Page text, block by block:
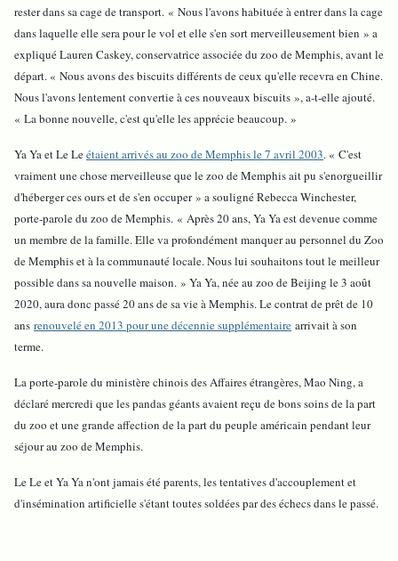
rester dans sa cage de transport. « Nous l'avons habituée à entrer dans la cage
dans laquelle elle sera pour le vol et elle s'en sort merveilleusement bien » a
expliqué Lauren Caskey, conservatrice associée du zoo de Memphis, avant le
départ. « Nous avons des biscuits différents de ceux qu'elle recevra en Chine.
Nous l'avons lentement convertie à ces nouveaux biscuits », a-t-elle ajouté.
« La bonne nouvelle, c'est qu'elle les apprécie beaucoup. »
Ya Ya et Le Leétaient arrivés au zoo de Memphis le 7 avril 2003. « C'est
vraiment une chose merveilleuse que le zoo de Memphis ait pu s'enorgueillir
d'héberger ces ours et de s'en occuper » a souligné Rebecca Winchester,
porte-parole du zoo de Memphis. « Après 20 ans, Ya Ya est devenue comme
un membre de la famille. Elle va profondément manquer au personnel du Zoo
de Memphis et à la communauté locale. Nous lui souhaitons tout le meilleur
possible dans sa nouvelle maison. » Ya Ya, née au zoo de Beijing le 3 août
2020, aura donc passé 20 ans de sa vie à Memphis. Le contrat de prêt de 10
ans renouvelé en 2013 pour une décennie supplémentaire arrivait à son
terme.
La porte-parole du ministère chinois des Affaires étrangères, Mao Ning, a
déclaré mercredi que les pandas géants avaient reçu de bons soins de la part
du zoo et une grande affection de la part du peuple américain pendant leur
séjour au zoo de Memphis.
Le Le et Ya Ya n'ont jamais été parents, les tentatives d'accouplement et
d'insémination artificielle s'étant toutes soldées par des échecs dans le passé.